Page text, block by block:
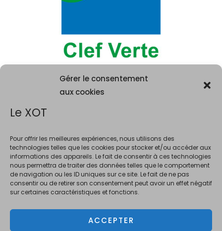
Gérer le consentement
aux cookies
Le XOT
Pour offrir les meilleures expériences, nous utilisons des
technologies telles que les cookies pour stocker et/ou accéder aux
informations des appareils. Le fait de consentir à ces technologies
nous permettra de traiter des données telles que le comportement
de navigation ou les ID uniques sur ce site. Le fait de ne pas
consentir ou de retirer son consentement peut avoir un effet négatif
sur certaines caractéristiques et fonctions.
ACCEPTER
La consommation d'alcool est vivement déconseillée aux femme
enceintes. La vente d'alcool est interdite au mineurs de moins de 18 ans.
En accédant à ce site et à nos offres, vous déclarez avoir 18 ans révolus.